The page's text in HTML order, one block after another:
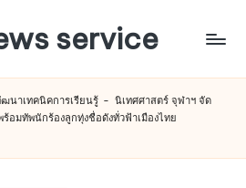
service
นาเทคนิคการเรียนรู้ - นิเทศศาสตร์ จุฬาฯ จัด
อมทัพนักร้องลูกทุ่งชื่อดังทั่วฟ้าเมืองไทย